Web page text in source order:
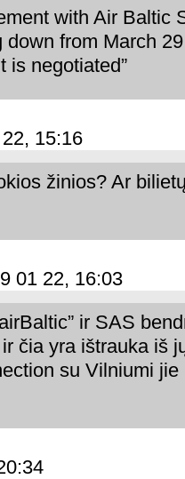
with Air Baltic
from March
is negotiated”
15:16
žinios? Ar
01 22, 16:03
ir SAS
čia yra ištrauka iš
su Vilniumi jie